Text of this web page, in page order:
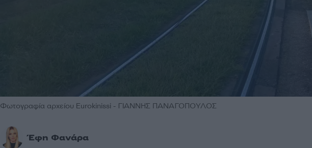
Φωτογραφία αρχείου Eurokinissi - ΓΙΑΝΝΗΣ ΠΑΝΑΓΟΠΟΥΛΟΣ
Έφη Φανάρα